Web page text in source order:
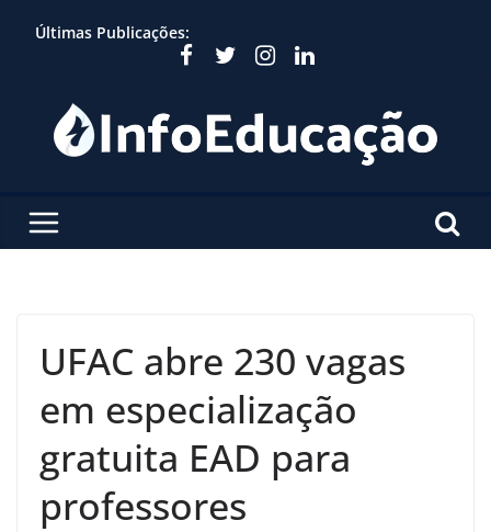
Últimas Publicações:
UFAC abre 230 vagas
em especialização
gratuita EAD para
professores